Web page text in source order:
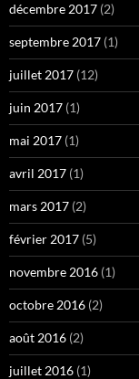
décembre 2017 (2)
septembre 2017 (1)
juillet 2017 (12)
juin 2017 (1)
mai 2017 (1)
avril 2017 (1)
mars 2017 (2)
février 2017 (5)
novembre 2016 (1)
octobre 2016 (2)
août 2016 (2)
juillet 2016 (1)